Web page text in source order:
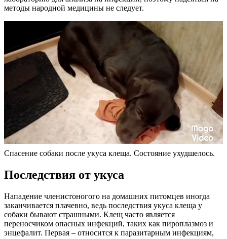
методы народной медицины не следует.
Спасение собаки после укуса клеща. Состояние ухудшелось.
Последствия от укуса
Нападение членистоногого на домашних питомцев иногда
заканчивается плачевно, ведь последствия укуса клеща у
собаки бывают страшными. Клещ часто является
переносчиком опасных инфекций, таких как пироплазмоз и
энцефалит. Первая – относится к паразитарным инфекциям,